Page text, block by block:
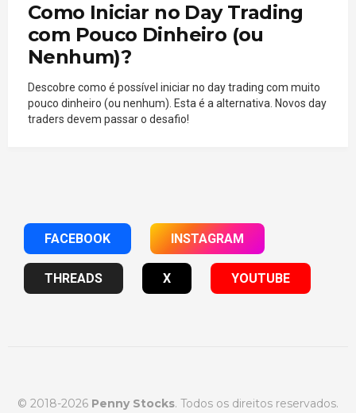
Como Iniciar no Day Trading
com Pouco Dinheiro (ou
Nenhum)?
Descobre como é possível iniciar no day trading com muito
pouco dinheiro (ou nenhum). Esta é a alternativa. Novos day
traders devem passar o desafio!
FACEBOOK INSTAGRAM
THREADS X YOUTUBE
© 2018-2026 Penny Stocks. Todos os direitos reservados.